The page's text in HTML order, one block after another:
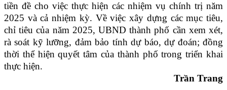
tiền đề cho việc thực hiện các nhiệm vụ chính trị năm
2025 và cả nhiệm kỳ. Về việc xây dựng các mục tiêu,
chỉ tiêu của năm 2025, UBND thành phố cần xem xét,
rà soát kỹ lưỡng, đảm bảo tính dự báo, dự đoán; đồng
thời thể hiện quyết tâm của thành phố trong triển khai
thực hiện.
Trần Trang